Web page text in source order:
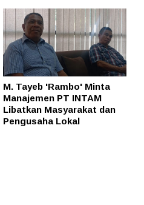
M. Tayeb 'Rambo' Minta
Manajemen PT INTAM
Libatkan Masyarakat dan
Pengusaha Lokal